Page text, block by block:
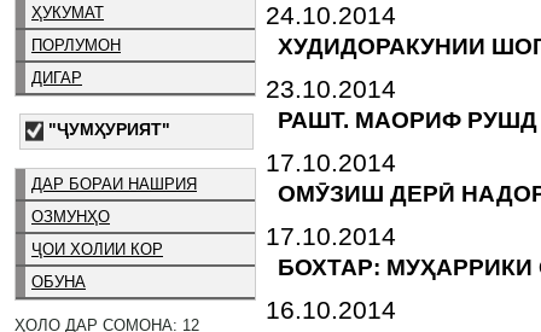
ҲУКУМАТ
ПОРЛУМОН
ДИГАР
"ҶУМҲУРИЯТ"
ДАР БОРАИ НАШРИЯ
ОЗМУНҲО
ҶОИ ХОЛИИ КОР
ОБУНА
ҲОЛО ДАР СОМОНА: 12
24.10.2014
ХУДИДОРАКУНИИ
23.10.2014
РАШТ. МАОРИФ
17.10.2014
ОМӮЗИШ ДЕРӢ
17.10.2014
БОХТАР:
16.10.2014